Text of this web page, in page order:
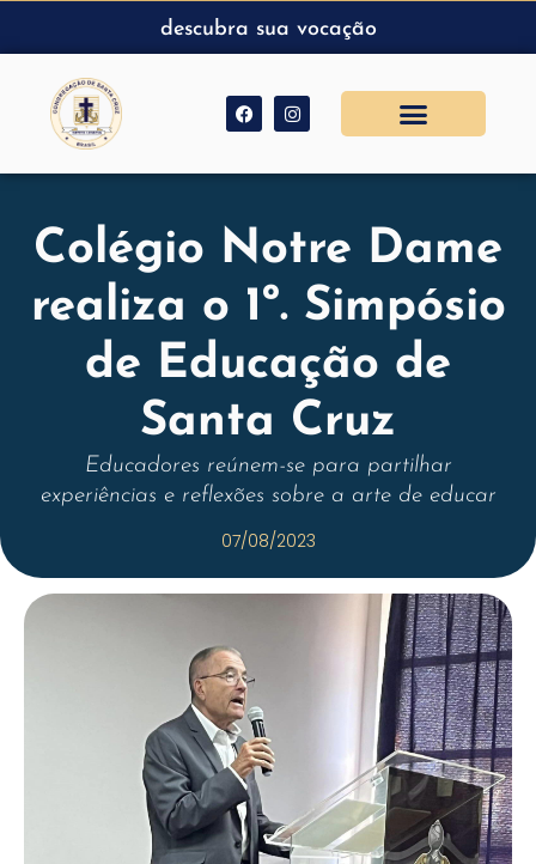
descubra sua vocação
Colégio Notre Dame
realiza o 1º. Simpósio
de Educação de
Santa Cruz
Educadores reúnem-se para partilhar
experiências e reflexões sobre a arte de educar
07/08/2023